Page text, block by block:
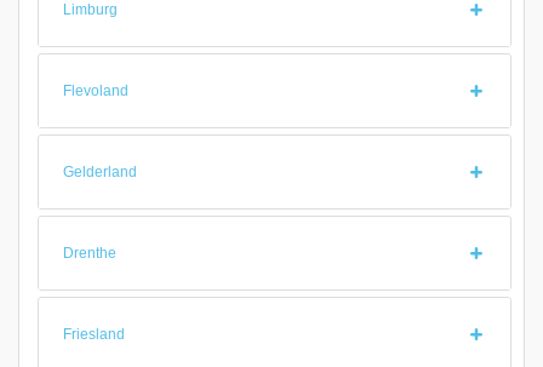
Limburg
Flevoland
Gelderland
Drenthe
Friesland